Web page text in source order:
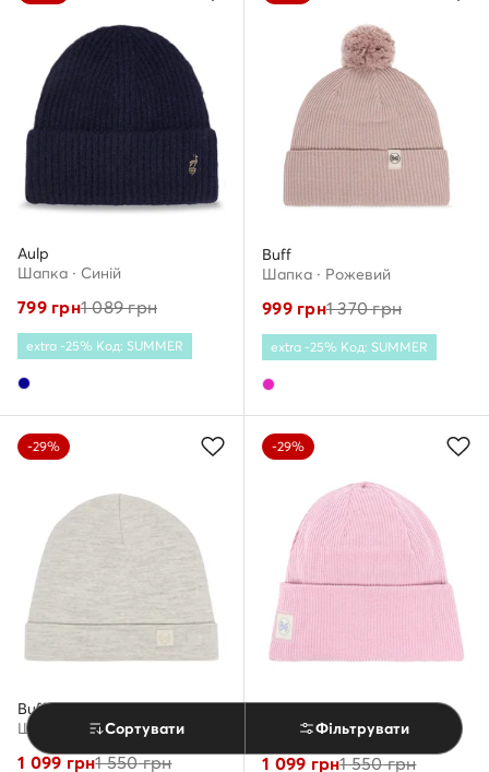
Сортувати Фільтрувати
Aulp
Шапкa · Cиній
799грн1 089грн
extra -25% Код: SUMMER
Buff
Шапкa · Рожевий
999грн1 370грн
extra -25% Код: SUMMER
-29%
Buff
Шапкa · Білий
1 099 грн1 550грн
-29%
Buff
Шапкa · Рожевий
1 099 грн1 550грн